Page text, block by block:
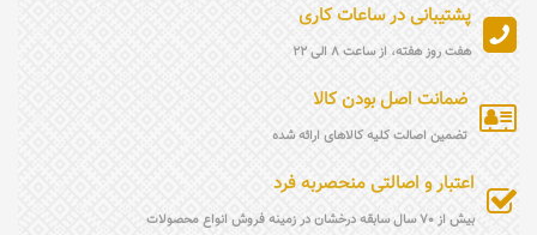
پشتیبانی در ساعات کاری
هفت روز هفته، از ساعت 8 الی 22
ضمانت اصل بودن کالا
تضمین اصالت کلیه کالاهای ارائه شده
اعتبار و اصالتی منحصربه فرد
بیش از 70 سال سابقه درخشان در زمینه فروش انواع محصولات